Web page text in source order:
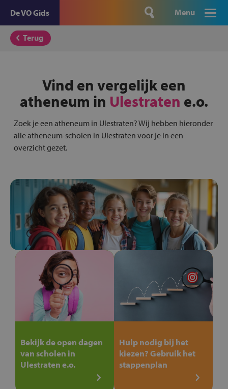
De VO Gids Menu
Terug
Vind en vergelijk een
atheneum in Ulestraten e.o.
Zoek je een atheneum in Ulestraten? Wij hebben hieronder
alle atheneum-scholen in Ulestraten voor je in een
overzicht gezet.
Bekijk de open dagen
van scholen in
Ulestraten e.o.
Hulp nodig bij het
kiezen? Gebruik het
stappenplan